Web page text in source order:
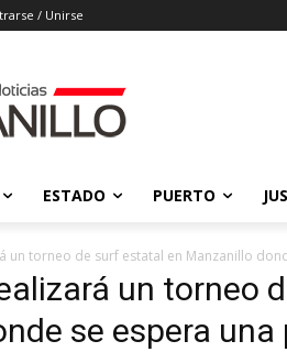
/ Unirse
ESTADO PUERTO
un torneo de surf estatal en Manzanillo
un torneo
se espera